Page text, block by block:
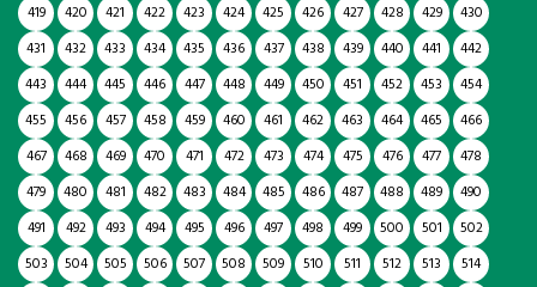
419
420 421 422 423 424 425 426 427 428 429
430
431
432 433 434 435 436 437 438 439 440 441
442
443
444 445 446 447 448 449 450 451 452 453
454
455
456 457 458 459 460 461 462 463 464 465
466
467
468 469 470 471 472 473 474 475 476 477
478
479
480 481 482 483 484 485 486 487 488 489
490
491
492 493 494 495 496 497 498 499 500 501
502
503
504 505 506 507 508 509 510 511 512 513
514